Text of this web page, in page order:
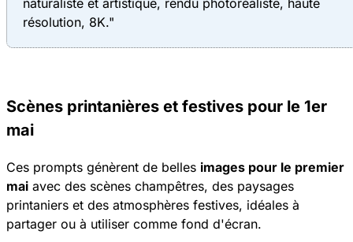
naturaliste et artistique, rendu photoréaliste, haute
résolution, 8K."
Scènes printanières et festives pour le 1er
mai
Ces prompts génèrent de belles images pour le premier
mai avec des scènes champêtres, des paysages
printaniers et des atmosphères festives, idéales à
partager ou à utiliser comme fond d'écran.